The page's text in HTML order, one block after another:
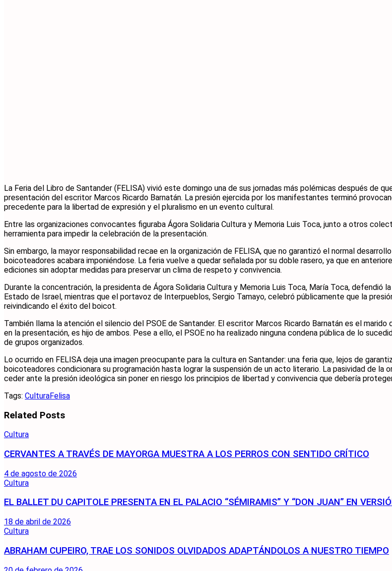
La Feria del Libro de Santander (FELISA) vivió este domingo una de sus jornadas más polémicas después de
presentación del escritor Marcos Ricardo Barnatán. La presión ejercida por los manifestantes terminó
precedente para la libertad de expresión y el pluralismo en un evento cultural.
Entre las organizaciones convocantes figuraba Ágora Solidaria Cultura y Memoria Luis Toca, junto a otros
herramienta para impedir la celebración de la presentación.
Sin embargo, la mayor responsabilidad recae en la organización de FELISA, que no garantizó el normal
boicoteadores acabara imponiéndose. La feria vuelve a quedar señalada por su doble rasero, ya que en
ediciones sin adoptar medidas para preservar un clima de respeto y convivencia.
Durante la concentración, la presidenta de Ágora Solidaria Cultura y Memoria Luis Toca, María Toca, defendió
Estado de Israel, mientras que el portavoz de Interpueblos, Sergio Tamayo, celebró públicamente que la
reivindicando el éxito del boicot.
También llama la atención el silencio del PSOE de Santander. El escritor Marcos Ricardo Barnatán es el
en la presentación, es hijo de ambos. Pese a ello, el PSOE no ha realizado ninguna condena pública de lo
de grupos organizados.
Lo ocurrido en FELISA deja una imagen preocupante para la cultura en Santander: una feria que, lejos de
boicoteadores condicionara su programación hasta lograr la suspensión de un acto literario. La pasividad de
ceder ante la presión ideológica sin poner en riesgo los principios de libertad y convivencia que debería
Tags: CulturaFelisa
Related Posts
Cultura
CERVANTES A TRAVÉS DE MAYORGA MUESTRA A LOS PERROS CON SENTIDO CRÍTICO
4 de agosto de 2026
Cultura
EL BALLET DU CAPITOLE PRESENTA EN EL PALACIO “SÉMIRAMIS” Y “DON JUAN” EN
18 de abril de 2026
Cultura
ABRAHAM CUPEIRO, TRAE LOS SONIDOS OLVIDADOS ADAPTÁNDOLOS A NUESTRO TIEMPO